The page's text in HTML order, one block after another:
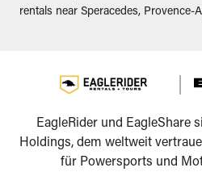
rentals near Speracedes, Provence-
EagleRider und EagleShare
Holdings, dem weltweit
für Powersports und